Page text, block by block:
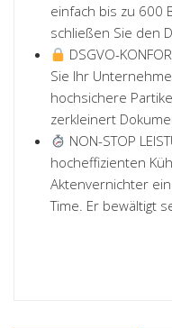
einfach bis zu 600
schließen Sie den
DSGVO-
Sie Ihr
hochsichere
zerkleinert
NON-STOP
hocheffizienten
Aktenvernichter
Time. Er bewältigt